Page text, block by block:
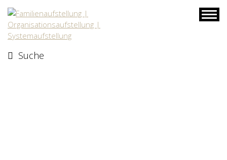
Skip
content
Suche